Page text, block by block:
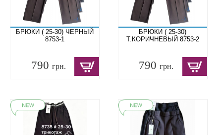
БРЮКИ ( 25-30) ЧЕРНЫЙ
8753-1
790 грн.
БРЮКИ ( 25-30)
Т.КОРИЧНЕВЫЙ 8753-2
790грн.